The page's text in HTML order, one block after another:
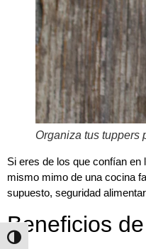
Alternar alto contraste
Organiza tus tuppers
Si eres de los que confían en
mismo mimo de una cocina
supuesto, seguridad
Beneficios